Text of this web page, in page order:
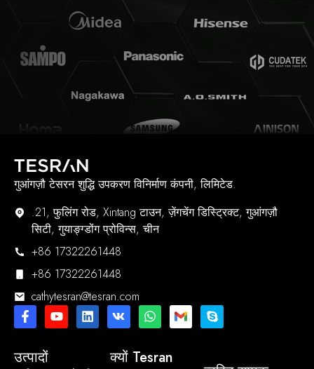
गुआंगज़ौ टेसरन शुद्धि उपकरण विनिर्माण कंपनी, लिमिटेड.
.21, फुलिंग रोड, Xintang टाउन, ज़ेंगचेंग डिस्ट्रिक्ट, गुआंगज़ौ
सिटी, गुयाङ्ग्डोंग प्रोविन्स, चीन
+86 17322261448
+86 17322261448
cathytesran@tesran.com
उत्पादों क्यों Tesran